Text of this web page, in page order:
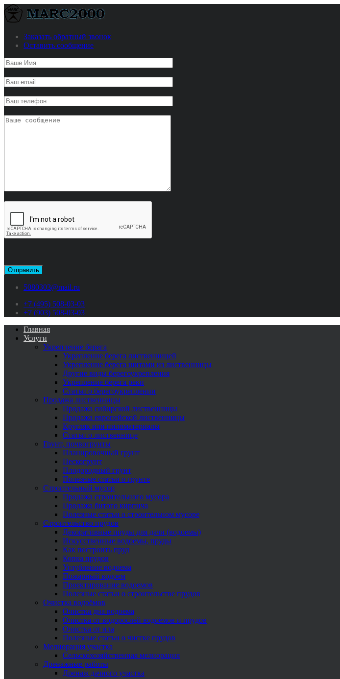
Заказать обратный звонок
Оставить сообщение
5080303@mail.ru
+7 (495) 508-03-03
+7 (903) 508-03-03
Главная
Услуги
Укрепление берега
Укрепление берега лиственницей
Укрепление берега щитами из лиственницы
Другие виды берегоукрепления
Укрепление берега реки
Статьи о берегоукреплении
Продажа лиственницы
Продажа сибирской лиственницы
Продажа европейской лиственницы
Кругляк или пиломатериалы
Cтатьи о лиственнице
Грунт, почвогрунты
Планировочный грунт
Пескогрунт
Плодородный грунт
Полезные статьи о грунте
Строительный мусор
Продажа строительного мусора
Продажа битого кирпича
Полезные статьи о строительном мусоре
Строительство прудов
Декоративные пруды для дачи (водоемы)
Искусственные водоемы, пруды
Как построить пруд
Копка прудов
Углубление водоема
Пожарный водоем
Проектирование водоемов
Полезные статьи о строительстве прудов
Очистка водоёмов
Очистка дна водоема
Очистка от водорослей водоемов и прудов
Очистка от ила
Полезные статьи о чистке прудов
Мелиорация участка
Сельскохозяйственная мелиорация
Дренажные работы
Дренаж дачного участка